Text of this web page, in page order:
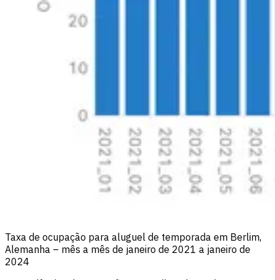
Taxa de ocupação para aluguel de temporada em Berlim,
Alemanha – mês a mês de janeiro de 2021 a janeiro de
2024